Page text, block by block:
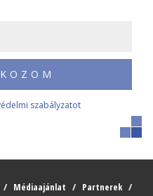
szabályzatot
Médiaajánlat
Partnerek